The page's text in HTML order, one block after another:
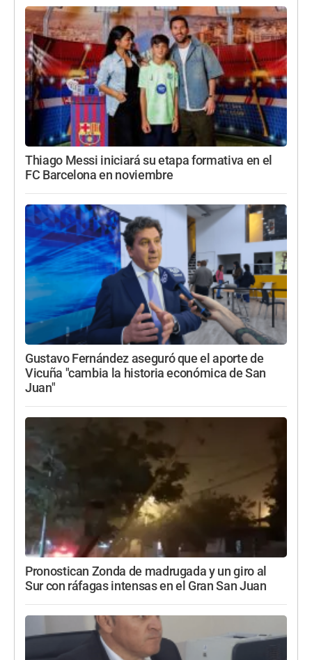
Thiago Messi iniciará su etapa formativa en el
FC Barcelona en noviembre
Gustavo Fernández aseguró que el aporte de
Vicuña "cambia la historia económica de San
Juan"
Pronostican Zonda de madrugada y un giro al
Sur con ráfagas intensas en el Gran San Juan